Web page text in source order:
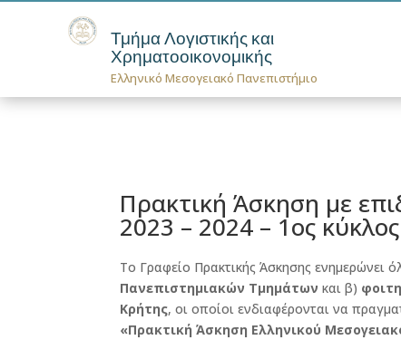
Τμήμα Λογιστικής και
Χρηματοοικονομικής
Ελληνικό Μεσογειακό Πανεπιστήμιο
Πρακτική Άσκηση με
2023 – 2024 – 1ος
Το Γραφείο Πρακτικής Άσκησης
Πανεπιστημιακών Τμημάτων και β)
Κρήτης, οι οποίοι ενδιαφέρονται να
«Πρακτική Άσκηση Ελληνικού